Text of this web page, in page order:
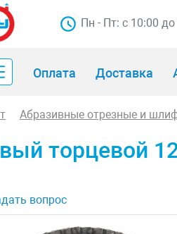
Пн - Пт: с 10:00
Оплата Доставка
Абразивные отрезные и
торцевой
вопрос